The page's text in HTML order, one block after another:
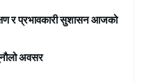
र प्रभावकारी सुशासन आजको
अवसर